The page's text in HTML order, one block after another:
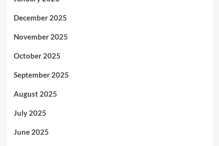
December 2025
November 2025
October 2025
September 2025
August 2025
July 2025
June 2025